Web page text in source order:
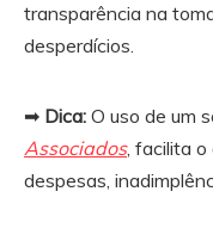
transparência na
desperdícios.
➡ Dica: O uso de um
Associados, facilita o
despesas,